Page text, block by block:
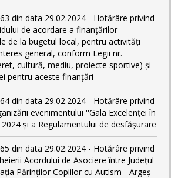
din data 29.02.2024 - Hotărâre privind
de acordare a finanţărilor
de la bugetul local, pentru activităţi
general, conform Legii nr.
cultură, mediu, proiecte sportive) și
pentru aceste finanțări
din data 29.02.2024 - Hotărâre privind
evenimentului ''Gala Excelenței în
și a Regulamentului de desfășurare
din data 29.02.2024 - Hotărâre privind
Acordului de Asociere între Județul
Părinților Copiilor cu Autism - Argeș